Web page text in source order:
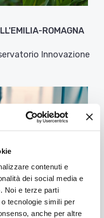
contenuti e
dei social media e
Noi e terze parti
tecnologie simili per
anche per altre
al primo posto la
e inclusiva
dalla Strategia
occupazione,
sociale e
sono
cui 145 per la ricerca
lo sviluppo dell’ICT,
e l’attrattività del
territori, 48 milioni
dell’attrazione
l’attuazione
intelligenti,
ROMAGNA
Innovazione